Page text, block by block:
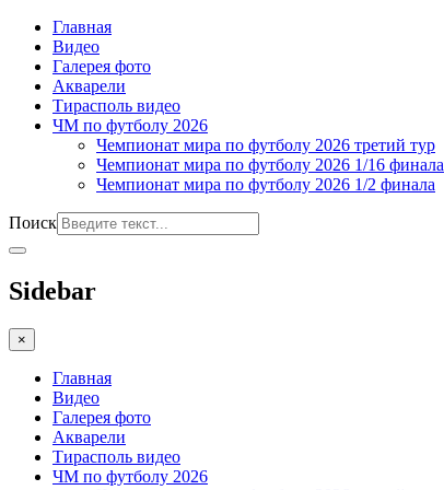
Главная
Видео
Галерея фото
Акварели
Тирасполь видео
ЧМ по футболу 2026
Чемпионат мира по футболу 2026 третий тур
Чемпионат мира по футболу 2026 1/16 финала
Чемпионат мира по футболу 2026 1/2 финала
Поиск
Sidebar
×
Главная
Видео
Галерея фото
Акварели
Тирасполь видео
ЧМ по футболу 2026